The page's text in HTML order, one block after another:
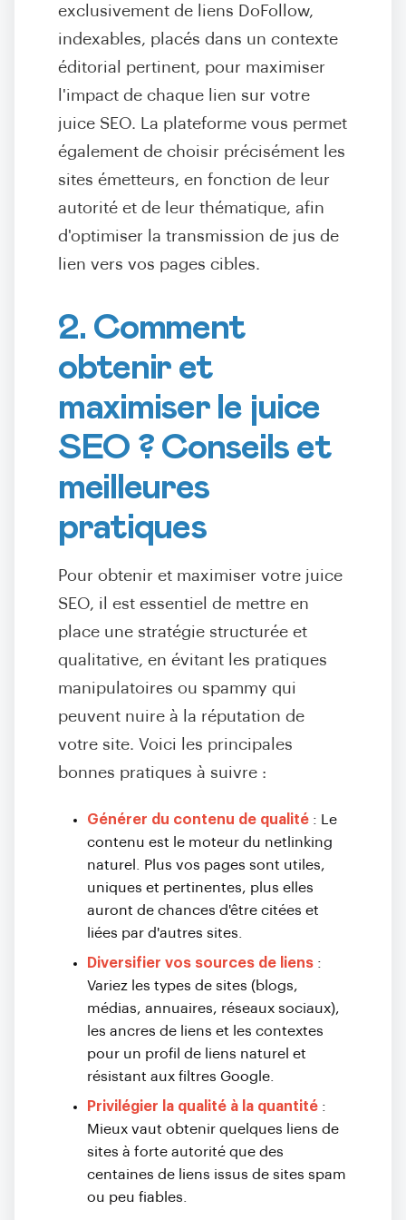
exclusivement de liens DoFollow,
indexables, placés dans un contexte
éditorial pertinent, pour maximiser
l'impact de chaque lien sur votre
juice SEO. La plateforme vous permet
également de choisir précisément les
sites émetteurs, en fonction de leur
autorité et de leur thématique, afin
d'optimiser la transmission de jus de
lien vers vos pages cibles.
2. Comment
obtenir et
maximiser le juice
SEO ? Conseils et
meilleures
pratiques
Pour obtenir et maximiser votre juice
SEO, il est essentiel de mettre en
place une stratégie structurée et
qualitative, en évitant les pratiques
manipulatoires ou spammy qui
peuvent nuire à la réputation de
votre site. Voici les principales
bonnes pratiques à suivre :
Générer du contenu de qualité : Le
contenu est le moteur du netlinking
naturel. Plus vos pages sont utiles,
uniques et pertinentes, plus elles
auront de chances d'être citées et
liées par d'autres sites.
Diversifier vos sources de liens :
Variez les types de sites (blogs,
médias, annuaires, réseaux sociaux),
les ancres de liens et les contextes
pour un profil de liens naturel et
résistant aux filtres Google.
Privilégier la qualité à la quantité :
Mieux vaut obtenir quelques liens de
sites à forte autorité que des
centaines de liens issus de sites spam
ou peu fiables.